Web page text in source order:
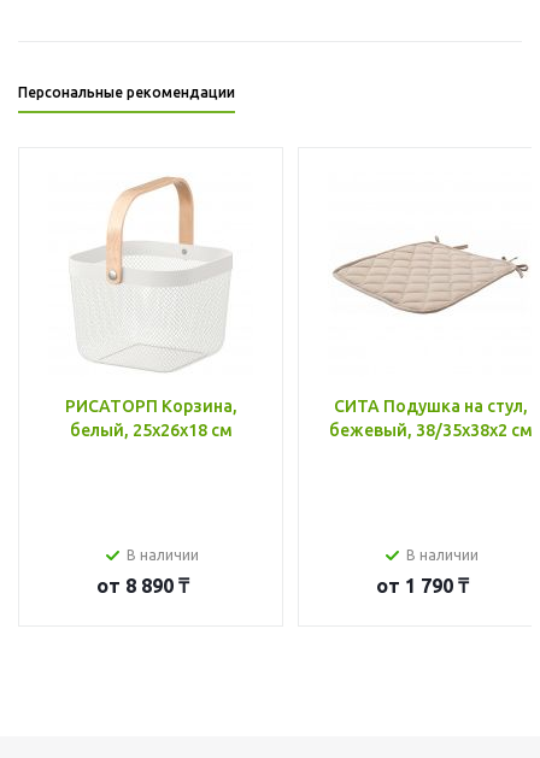
Персональные рекомендации
РИСАТОРП Корзина,
белый, 25x26x18 см
В наличии
от 8 890 ₸
СИТА Подушка на стул,
бежевый, 38/35x38x2 см
В наличии
от 1 790 ₸